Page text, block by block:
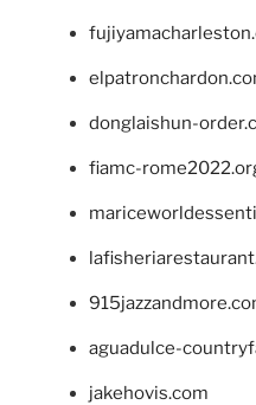
donglaishun-
fiamc-
aguadulce-
jakehovis.com